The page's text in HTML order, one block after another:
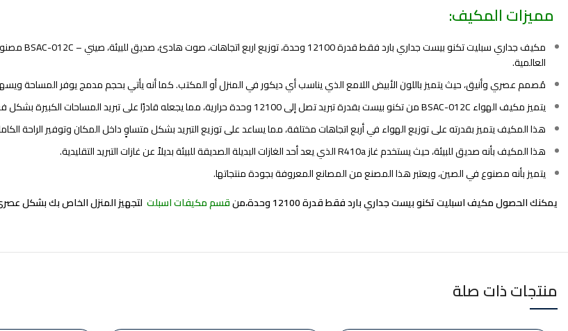
مميزات المكيف:
مكيف جداري سبليت تكنو بيست جداري بارد فقط قدرة 12100 وحدة، توزيع اربع اتجاهات، صوت هادئ، صديق للبيئة، صيني – BSAC-012C مصنوع
العالمية.
مُصمم عصري وأنيق، حيث يتميز باللون الأبيض اللامع الذي يناسب أي ديكور في المنزل أو المكتب. كما أنه يأتي بحجم مدمج يوفر المساحة
يتميز مكيف الهواء BSAC-012C من تكنو بيست بقدرة تبريد تصل إلى 12100 وحدة حرارية، مما يجعله قادرًا على تبريد المساحات الكبيرة بشكل فعال.
هذا المكيف يتميز بقدرته على توزيع الهواء في أربع اتجاهات مختلفة، مما يساعد على توزيع التبريد بشكل متساوٍ داخل المكان وتوفير الراحة
هذا المكيف بأنه صديق للبيئة، حيث يستخدم غاز R410a الذي يعد أحد الغازات البديلة الصديقة للبيئة بديلاً عن غازات التبريد التقليدية.
يتميز بأنه مصنوع في الصين، ويعتبر هذا المصنع من المصانع المعروفة بجودة منتجاتها.
يمكنك الحصولمكيف اسبليت تكنو بيست جداري بارد فقط قدرة 12100 وحدة، منقسم مكيفات اسبلت لتجهيز المنزل الخاص بك بشكل
منتجات ذات صلة